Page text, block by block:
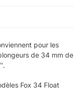
pour les
de 34 mm de
Fox 34 Float